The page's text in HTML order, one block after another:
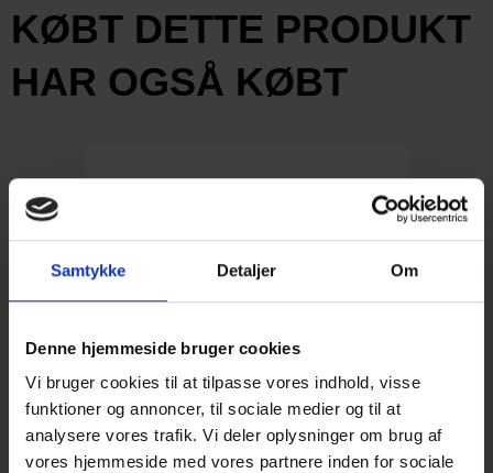
Samtykke Detaljer Om
Denne hjemmeside bruger cookies
Vi bruger cookies til at tilpasse vores indhold, visse
funktioner og annoncer, til sociale medier og til at
analysere vores trafik. Vi deler oplysninger om brug af
vores hjemmeside med vores partnere inden for sociale
KØBT DETTE PRODUKT
HAR OGSÅ KØBT